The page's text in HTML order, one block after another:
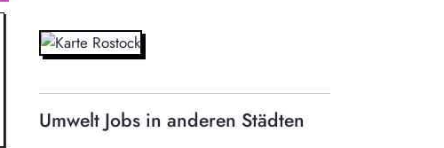
Umwelt Jobs in anderen Städten